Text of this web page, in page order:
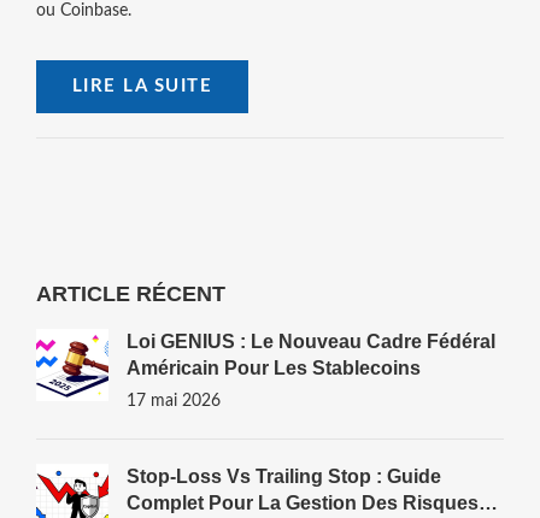
ou Coinbase.
LIRE LA SUITE
ARTICLE RÉCENT
Loi GENIUS : Le Nouveau Cadre Fédéral
Américain Pour Les Stablecoins
17 mai 2026
Stop-Loss Vs Trailing Stop : Guide
Complet Pour La Gestion Des Risques